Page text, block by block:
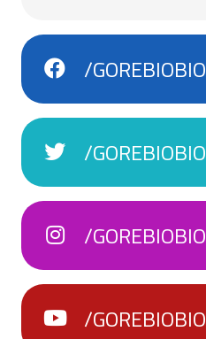
/GOREBIOBIO
/GOREBIOBIO
/GOREBIOBIO
/GOREBIOBIO